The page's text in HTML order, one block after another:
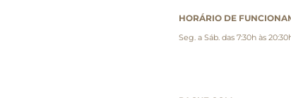
HORÁRIO DE
Seg. a Sáb. das 7:30h às